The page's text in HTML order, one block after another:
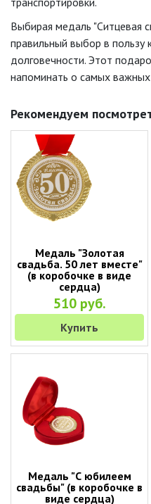
Выбирая медаль "Ситцевая
правильный выбор в пользу
долговечности. Этот
напоминать о самых
Рекомендуем
Медаль "Золотая
свадьба. 50 лет вместе"
(в коробочке в виде
сердца)
510 руб.
Купить
Медаль "С юбилеем
свадьбы" (в коробочке в
виде сердца)